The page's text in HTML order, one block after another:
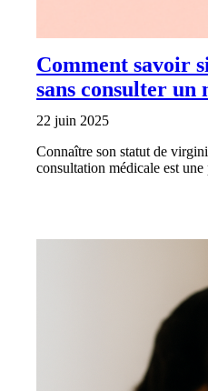
Comment savoir
sans consulter un
22 juin 2025
Connaître son statut de
consultation médicale est